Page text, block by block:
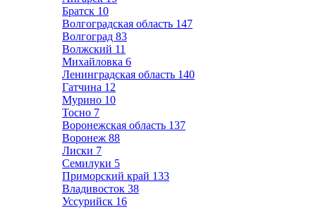
Братск 10
Волгоградская область 147
Волгоград 83
Волжский 11
Михайловка 6
Ленинградская область 140
Гатчина 12
Мурино 10
Тосно 7
Воронежская область 137
Воронеж 88
Лиски 7
Семилуки 5
Приморский край 133
Владивосток 38
Уссурийск 16